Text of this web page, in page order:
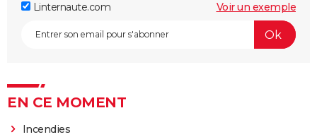
Linternaute.com Voir un exemple
EN CE MOMENT
Incendies